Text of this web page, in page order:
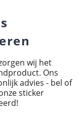
wij het
Ons
advies - bel of
sticker